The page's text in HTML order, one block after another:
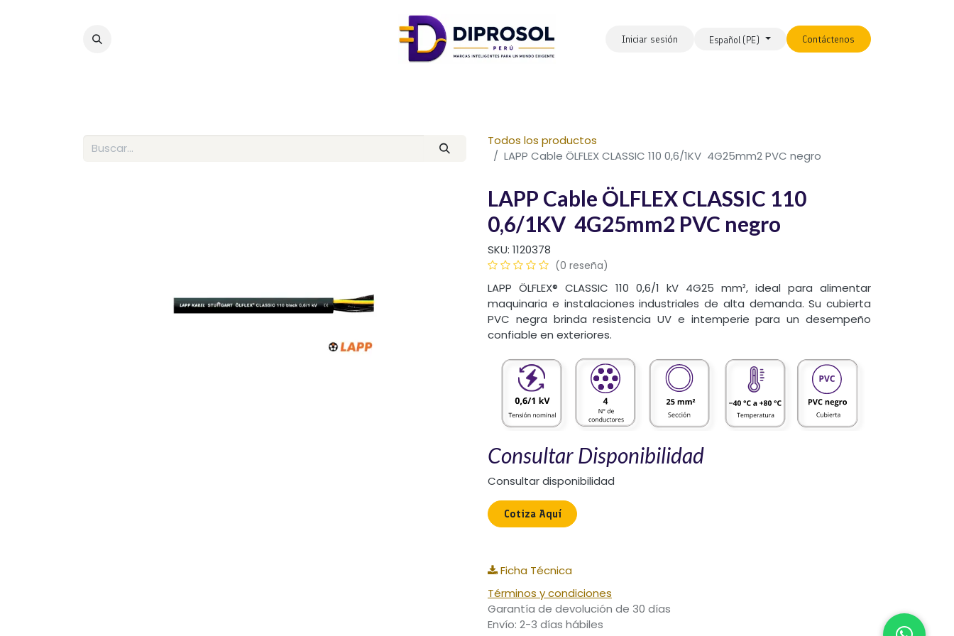
Iniciar sesión Español (PE) Contáctenos
Todos los productos
LAPP Cable ÖLFLEX CLASSIC 110 0,6/1KV 4G25mm2 PVC negro
LAPP Cable ÖLFLEX CLASSIC 110
0,6/1KV 4G25mm2 PVC negro
SKU: 1120378
(0 reseña)
LAPP ÖLFLEX® CLASSIC 110 0,6/1 kV 4G25 mm², ideal para alimentar
maquinaria e instalaciones industriales de alta demanda. Su cubierta
PVC negra brinda resistencia UV e intemperie para un desempeño
confiable en exteriores.
Consultar Disponibilidad
Consultar disponibilidad
Cotiza Aquí​
Ficha Técnica
Términos y condiciones
Garantía de devolución de 30 días
Envío: 2-3 días hábiles